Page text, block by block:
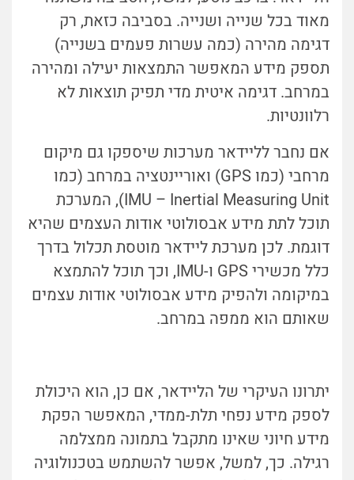
מאוד בכל שנייה ושנייה. בסביבה כזאת, רק
דגימה מהירה (כמה עשרות פעמים בשנייה)
תספק מידע המאפשר התמצאות יעילה ומהירה
במרחב. דגימה איטית מדי תפיק תוצאות לא
רלוונטיות.
אם נחבר לליידאר מערכות שיספקו גם מיקום
מרחבי (כמו GPS) ואוריינטציה במרחב (כמו
IMU – Inertial Measuring Unit), המערכת
תוכל לתת מידע אבסולוטי אודות העצמים שהיא
דוגמת. לכן מערכת ליידאר מוטסת תכלול בדרך
כלל מכשירי GPS ו-IMU, וכך תוכל להתמצא
במיקומה ולהפיק מידע אבסולוטי אודות עצמים
שאותם הוא ממפה במרחב.
יתרונו העיקרי של הליידאר, אם כן, הוא היכולת
לספק מידע נפחי תלת-ממדי, המאפשר הפקת
מידע חיוני שאינו מתקבל בתמונה ממצלמה
רגילה. כך, למשל, אפשר להשתמש בטכנולוגיה